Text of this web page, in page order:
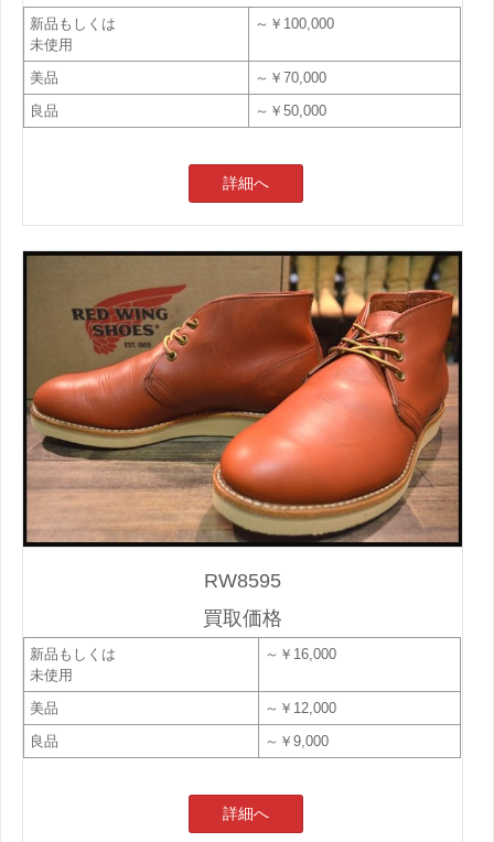
新品もしくは
未使用
～￥100,000
美品
～￥70,000
良品
～￥50,000
詳細へ
RW8595
買取価格
新品もしくは
未使用
～￥16,000
美品
～￥12,000
良品
～￥9,000
詳細へ